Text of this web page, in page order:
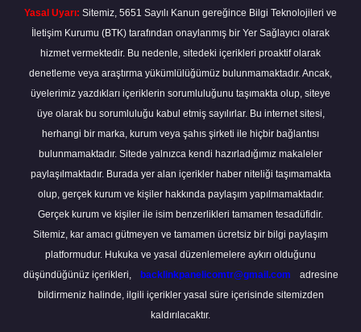
Yasal Uyarı: Sitemiz, 5651 Sayılı Kanun gereğince Bilgi Teknolojileri ve
İletişim Kurumu (BTK) tarafından onaylanmış bir Yer Sağlayıcı olarak
hizmet vermektedir. Bu nedenle, sitedeki içerikleri proaktif olarak
denetleme veya araştırma yükümlülüğümüz bulunmamaktadır. Ancak,
üyelerimiz yazdıkları içeriklerin sorumluluğunu taşımakta olup, siteye
üye olarak bu sorumluluğu kabul etmiş sayılırlar. Bu internet sitesi,
herhangi bir marka, kurum veya şahıs şirketi ile hiçbir bağlantısı
bulunmamaktadır. Sitede yalnızca kendi hazırladığımız makaleler
paylaşılmaktadır. Burada yer alan içerikler haber niteliği taşımamakta
olup, gerçek kurum ve kişiler hakkında paylaşım yapılmamaktadır.
Gerçek kurum ve kişiler ile isim benzerlikleri tamamen tesadüfidir.
Sitemiz, kar amacı gütmeyen ve tamamen ücretsiz bir bilgi paylaşım
platformudur. Hukuka ve yasal düzenlemelere aykırı olduğunu
düşündüğünüz içerikleri,
backlinkpanelicomtr@gmail.com
adresine
bildirmeniz halinde, ilgili içerikler yasal süre içerisinde sitemizden
kaldırılacaktır.